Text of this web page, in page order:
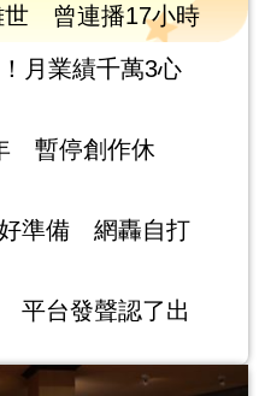
世 曾連播17小時
月業績千萬3心
暫停創作休
準備 網轟自打
平台發聲認了出